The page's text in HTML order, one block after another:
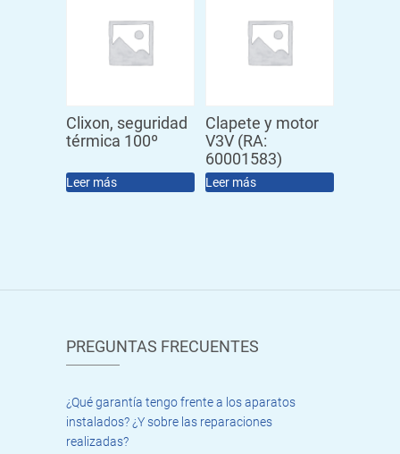
Clixon, seguridad
térmica 100º
Leer más
Clapete y motor
V3V (RA:
60001583)
Leer más
PREGUNTAS FRECUENTES
¿Qué garantía tengo frente a los aparatos
instalados? ¿Y sobre las reparaciones
realizadas?